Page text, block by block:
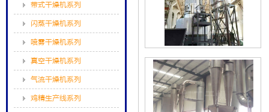
带式干燥机系列
闪蒸干燥机系列
喷雾干燥机系列
真空干燥机系列
气流干燥机系列
鸡精生产线系列